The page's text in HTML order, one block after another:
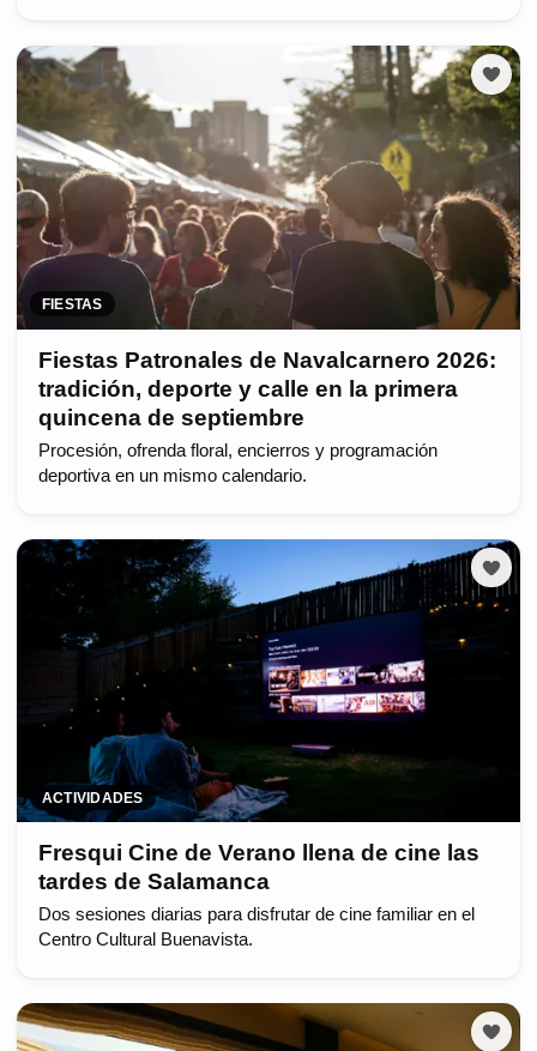
FIESTAS
Fiestas Patronales de Navalcarnero 2026:
tradición, deporte y calle en la primera
quincena de septiembre
Procesión, ofrenda floral, encierros y programación
deportiva en un mismo calendario.
ACTIVIDADES
Fresqui Cine de Verano llena de cine las
tardes de Salamanca
Dos sesiones diarias para disfrutar de cine familiar en el
Centro Cultural Buenavista.